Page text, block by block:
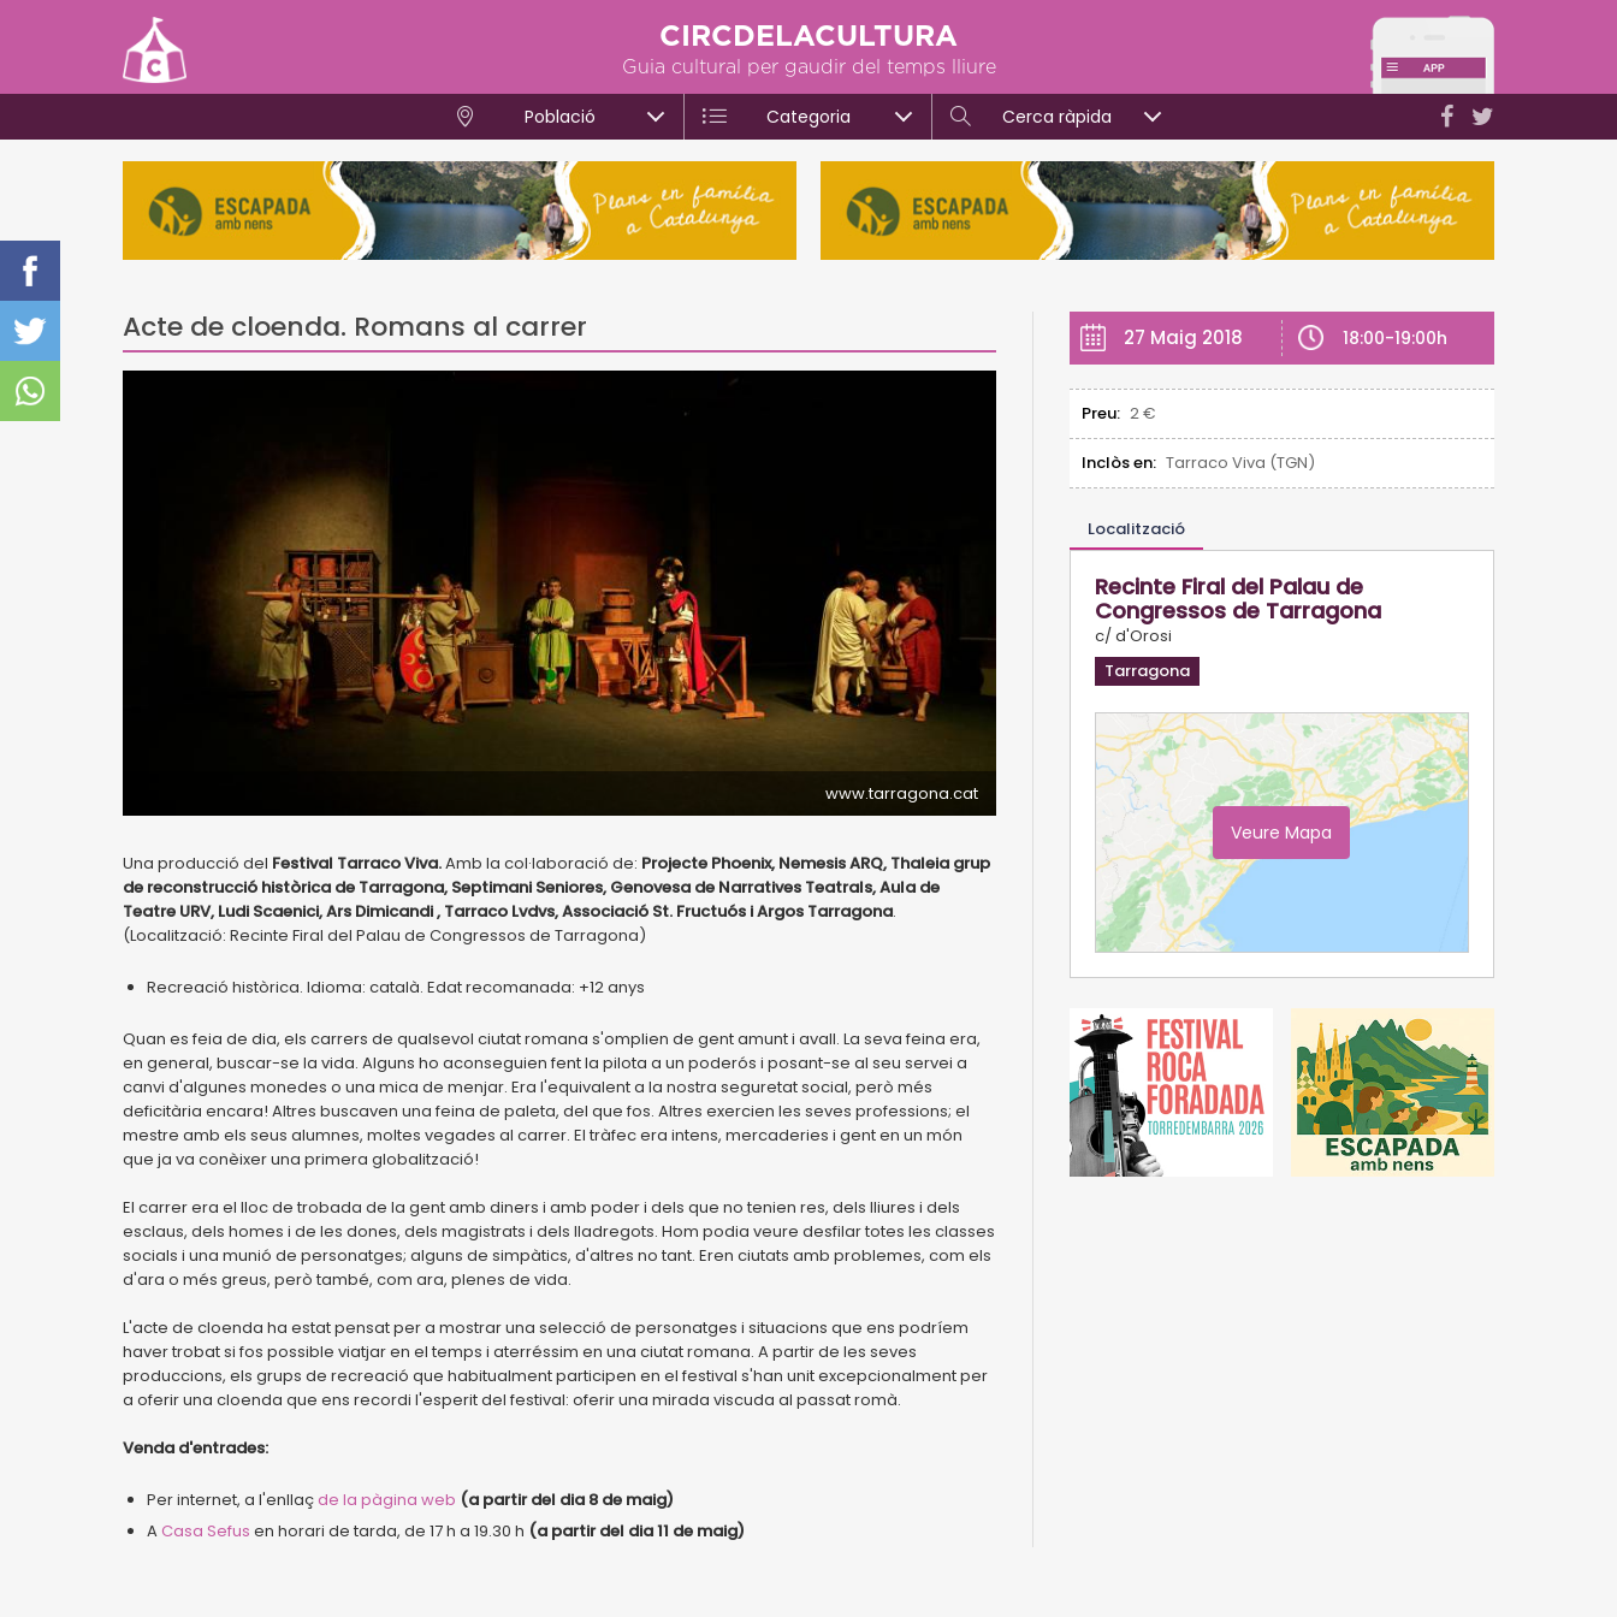
CIRCDELACULTURA
Guia cultural per gaudir del temps lliure
Població Categoria Cerca ràpida
Acte de cloenda. Romans al carrer
www.tarragona.cat
Una producció del Festival Tarraco Viva.Amb la col·laboració de: Projecte Phoenix, Nemesis ARQ, Thaleia grup
de reconstrucció històrica de Tarragona, Septimani Seniores, Genovesa de Narratives Teatrals, Aula de
Teatre URV, Ludi Scaenici, Ars Dimicandi , Tarraco Lvdvs, Associació St. Fructuós i Argos Tarragona.
(Localització: Recinte Firal del Palau de Congressos de Tarragona)
Recreació històrica. Idioma: català. Edat recomanada: +12 anys
Quan es feia de dia, els carrers de qualsevol ciutat romana s'omplien de gent amunt i avall. La seva feina era,
en general, buscar-se la vida. Alguns ho aconseguien fent la pilota a un poderós i posant-se al seu servei a
canvi d'algunes monedes o una mica de menjar. Era l'equivalent a la nostra seguretat social, però més
deficitària encara! Altres buscaven una feina de paleta, del que fos. Altres exercien les seves professions; el
mestre amb els seus alumnes, moltes vegades al carrer. El tràfec era intens, mercaderies i gent en un món
que ja va conèixer una primera globalització!
El carrer era el lloc de trobada de la gent amb diners i amb poder i dels que no tenien res, dels lliures i dels
esclaus, dels homes i de les dones, dels magistrats i dels lladregots. Hom podia veure desfilar totes les classes
socials i una munió de personatges; alguns de simpàtics, d'altres no tant. Eren ciutats amb problemes, com els
d'ara o més greus, però també, com ara, plenes de vida.
L'acte de cloenda ha estat pensat per a mostrar una selecció de personatges i situacions que ens podríem
haver trobat si fos possible viatjar en el temps i aterréssim en una ciutat romana. A partir de les seves
produccions, els grups de recreació que habitualment participen en el festival s'han unit excepcionalment per
a oferir una cloenda que ens recordi l'esperit del festival: oferir una mirada viscuda al passat romà.
Venda d'entrades:
Per internet, a l'enllaçde la pàgina web (a partir del dia 8 de maig)
ACasa Sefus en horari de tarda, de 17 h a 19.30 h (a partir del dia 11 de maig)
27 Maig 2018 18:00-19:00h
Preu: 2 €
Inclòs en: Tarraco Viva (TGN)
Localització
Recinte Firal del Palau de
Congressos de Tarragona
c/ d'Orosi
Tarragona
Veure Mapa